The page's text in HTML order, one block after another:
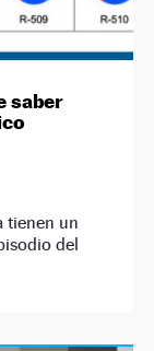
saber
tienen un
del